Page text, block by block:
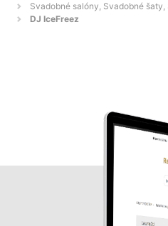
Svadobné salóny, Svadobné
DJ IceFreez